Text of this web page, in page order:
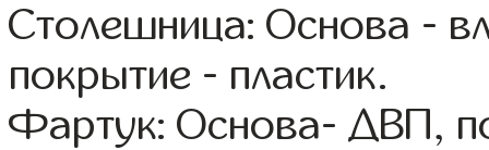
Столешница: Основа -
покрытие - пластик.
Фартук: Основа- ДВП,